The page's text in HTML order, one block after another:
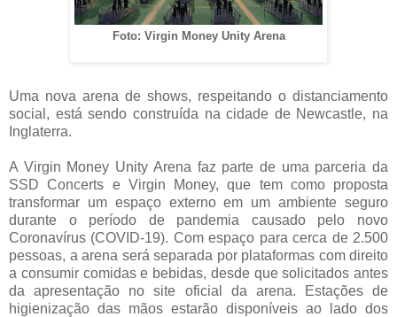
Foto: Virgin Money Unity Arena
Uma nova arena de shows, respeitando o distanciamento
social, está sendo construída na cidade de Newcastle, na
Inglaterra.
A Virgin Money Unity Arena faz parte de uma parceria da
SSD Concerts e Virgin Money, que tem como proposta
transformar um espaço externo em um ambiente seguro
durante o período de pandemia causado pelo novo
Coronavírus (COVID-19). Com espaço para cerca de 2.500
pessoas, a arena será separada por plataformas com direito
a consumir comidas e bebidas, desde que solicitados antes
da apresentação no site oficial da arena. Estações de
higienização das mãos estarão disponíveis ao lado dos